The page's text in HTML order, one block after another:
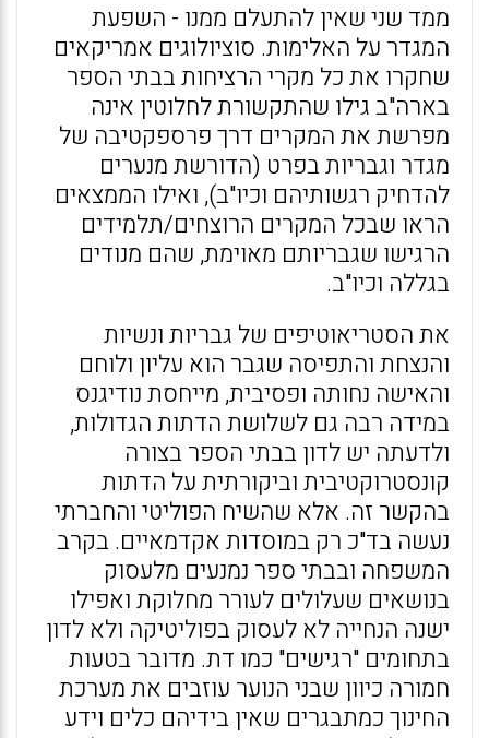
ממד שני שאין להתעלם ממנו - השפעת
המגדר על האלימות. סוציולוגים אמריקאים
שחקרו את כל מקרי הרציחות בבתי הספר
בארה"ב גילו שהתקשורת לחלוטין אינה
מפרשת את המקרים דרך פרספקטיבה של
מגדר וגבריות בפרט (הדורשת מנערים
להדחיק רגשותיהם וכיו"ב), ואילו הממצאים
הראו שבכל המקרים הרוצחים/תלמידים
הרגישו שגבריותם מאוימת, שהם מנודים
בגללה וכיו"ב.
את הסטריאוטיפים של גבריות ונשיות
והנצחת והתפיסה שגבר הוא עליון ולוחם
והאישה נחותה ופסיבית, מייחסת נודיגנס
במידה רבה גם לשלושת הדתות הגדולות,
ולדעתה יש לדון בבתי הספר בצורה
קונסטרוקטיבית וביקורתית על הדתות
בהקשר זה. אלא שהשיח הפוליטי והחברתי
נעשה בד"כ רק במוסדות אקדמאיים. בקרב
המשפחה ובבתי ספר נמנעים מלעסוק
בנושאים שעלולים לעורר מחלוקת ואפילו
ישנה הנחייה לא לעסוק בפוליטיקה ולא לדון
בתחומים "רגישים" כמו דת. מדובר בטעות
חמורה כיוון שבני הנוער עוזבים את מערכת
החינוך כמתבגרים שאין בידיהם כלים וידע